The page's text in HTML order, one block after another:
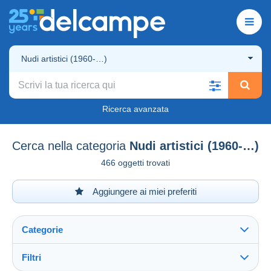
Nudi artistici (1960-…)
Ricerca avanzata
Cerca nella categoria Nudi artistici (1960-…)
466 oggetti trovati
Aggiungere ai miei preferiti
Categorie
Filtri